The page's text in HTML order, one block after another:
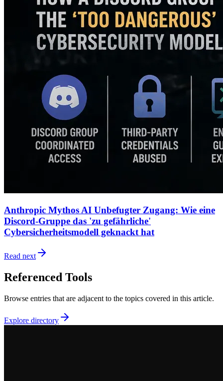
Anthropic Mythos AI Unbefugter Zugang: Wie eine
Discord-Gruppe das 'zu gefährliche'
Cybersicherheitsmodell geknackt hat
Read next
Referenced Tools
Browse entries that are adjacent to the topics covered in this article.
Explore directory